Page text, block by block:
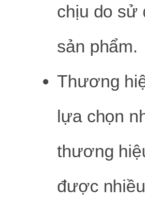
chịu do sử
sản phẩm.
Thương
lựa chọn
thương
được